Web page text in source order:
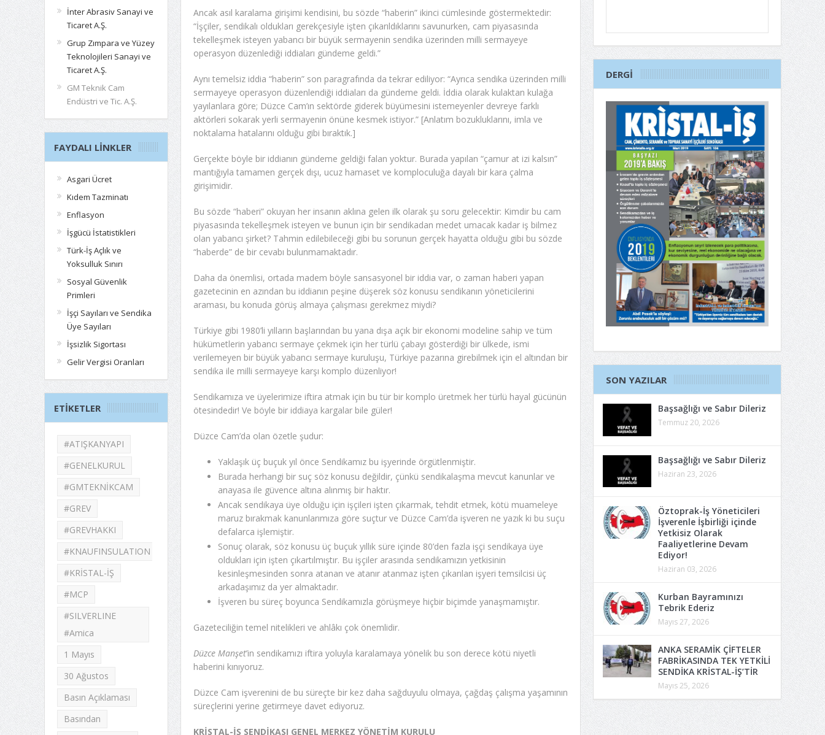
Ancak asıl karalama girişimi kendisini, bu sözde “haberin” ikinci cümlesinde göstermektedir:
“İşçiler, sendikalı oldukları gerekçesiyle işten çıkarıldıklarını savunurken, cam piyasasında
tekelleşmek isteyen yabancı bir büyük sermayenin sendika üzerinden milli sermayeye
operasyon düzenlediği iddiaları gündeme geldi.”
Aynı temelsiz iddia “haberin” son paragrafında da tekrar ediliyor: “Ayrıca sendika üzerinden milli
sermayeye operasyon düzenlendiği iddiaları da gündeme geldi. İddia olarak kulaktan kulağa
yayılanlara göre; Düzce Cam’ın sektörde giderek büyümesini istemeyenler devreye farklı
aktörleri sokarak yerli sermayenin önüne kesmek istiyor.” [Anlatım bozukluklarını, imla ve
noktalama hatalarını olduğu gibi bıraktık.]
Gerçekte böyle bir iddianın gündeme geldiği falan yoktur. Burada yapılan “çamur at izi kalsın”
mantığıyla tamamen gerçek dışı, ucuz hamaset ve komploculuğa dayalı bir kara çalma
girişimidir.
Bu sözde “haberi” okuyan her insanın aklına gelen ilk olarak şu soru gelecektir: Kimdir bu cam
piyasasında tekelleşmek isteyen ve bunun için bir sendikadan medet umacak kadar iş bilmez
olan yabancı şirket? Tahmin edilebileceği gibi bu sorunun gerçek hayatta olduğu gibi bu sözde
“haberde” de bir cevabı bulunmamaktadır.
Daha da önemlisi, ortada madem böyle sansasyonel bir iddia var, o zaman haberi yapan
gazetecinin en azından bu iddianın peşine düşerek söz konusu sendikanın yöneticilerini
araması, bu konuda görüş almaya çalışması gerekmez miydi?
Türkiye gibi 1980’li yılların başlarından bu yana dışa açık bir ekonomi modeline sahip ve tüm
hükümetlerin yabancı sermaye çekmek için her türlü çabayı gösterdiği bir ülkede, ismi
verilemeyen bir büyük yabancı sermaye kuruluşu, Türkiye pazarına girebilmek için el altından bir
sendika ile milli sermayeye karşı komplo düzenliyor!
Sendikamıza ve üyelerimize iftira atmak için bu tür bir komplo üretmek her türlü hayal gücünün
ötesindedir! Ve böyle bir iddiaya kargalar bile güler!
Düzce Cam’da olan özetle şudur:
Yaklaşık üç buçuk yıl önce Sendikamız bu işyerinde örgütlenmiştir.
Burada herhangi bir suç söz konusu değildir, çünkü sendikalaşma mevcut kanunlar ve
anayasa ile güvence altına alınmış bir haktır.
Ancak sendikaya üye olduğu için işçileri işten çıkarmak, tehdit etmek, kötü muameleye
maruz bırakmak kanunlarımıza göre suçtur ve Düzce Cam’da işveren ne yazık ki bu suçu
defalarca işlemiştir.
Sonuç olarak, söz konusu üç buçuk yıllık süre içinde 80’den fazla işçi sendikaya üye
oldukları için işten çıkartılmıştır. Bu işçiler arasında sendikamızın yetkisinin
kesinleşmesinden sonra atanan ve atanır atanmaz işten çıkarılan işyeri temsilcisi üç
arkadaşımız da yer almaktadır.
İşveren bu süreç boyunca Sendikamızla görüşmeye hiçbir biçimde yanaşmamıştır.
Gazeteciliğin temel nitelikleri ve ahlâkı çok önemlidir.
Düzce Manşet’in sendikamızı iftira yoluyla karalamaya yönelik bu son derece kötü niyetli
haberini kınıyoruz.
Düzce Cam işverenini de bu süreçte bir kez daha sağduyulu olmaya, çağdaş çalışma yaşamının
süreçlerini yerine getirmeye davet ediyoruz.
KRİSTAL-İŞ SENDİKASI GENEL MERKEZ YÖNETİM KURULU
İnter Abrasiv Sanayi ve
Ticaret A.Ş.
Grup Zımpara ve Yüzey
Teknolojileri Sanayi ve
Ticaret A.Ş.
GM Teknik Cam
Endüstri ve Tic. A.Ş.
FAYDALI LINKLER
Asgari Ücret
Kıdem Tazminatı
Enflasyon
İşgücü İstatistikleri
Türk-İş Açlık ve
Yoksulluk Sınırı
Sosyal Güvenlik
Primleri
İşçi Sayıları ve Sendika
Üye Sayıları
İşsizlik Sigortası
Gelir Vergisi Oranları
ETIKETLER
#ATIŞKANYAPI
#GENELKURUL
#GMTEKNİKCAM
#GREV
#GREVHAKKI
#KNAUFINSULATION
#KRİSTAL-İŞ
#MCP
#SILVERLINE
#Amica
1 Mayıs
30 Ağustos
Basın Açıklaması
Basından
DERGI
SON YAZILAR
Başsağlığı ve Sabır Dileriz
Temmuz 20, 2026
Başsağlığı ve Sabır Dileriz
Haziran 23, 2026
Öztoprak-İş Yöneticileri
İşverenle İşbirliği içinde
Yetkisiz Olarak
Faaliyetlerine Devam
Ediyor!
Haziran 03, 2026
Kurban Bayramınızı
Tebrik Ederiz
Mayıs 27, 2026
ANKA SERAMİK ÇİFTELER
FABRİKASINDA TEK YETKİLİ
SENDİKA KRİSTAL-İŞ’TİR
Mayıs 25, 2026